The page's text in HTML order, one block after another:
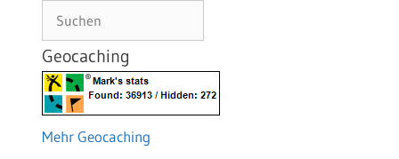
Suchen
Geocaching
Mehr Geocaching